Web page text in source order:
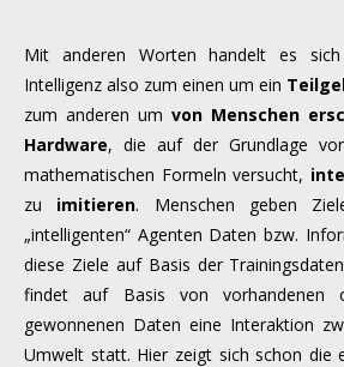
Mit anderen Worten handelt es
Intelligenz also zum einen um ein
zum anderen um von Menschen
Hardware, die auf der Grundlage
mathematischen Formeln versucht,
zu imitieren. Menschen geben
„intelligenten“ Agenten Daten bzw.
diese Ziele auf Basis der
findet auf Basis von vorhandenen
gewonnenen Daten eine Interaktion
Umwelt statt. Hier zeigt sich schon die